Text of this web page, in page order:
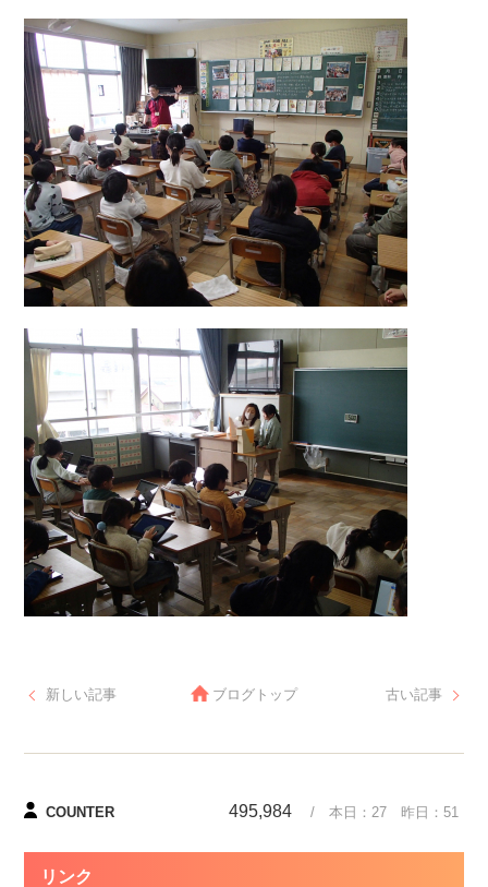
新しい記事 古い記事
ブログトップ
COUNTER 495,984 / 本日： 27昨日： 51
リンク